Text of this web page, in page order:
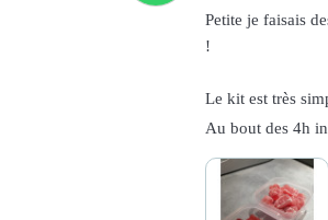
Petite je faisais
!
Le kit est très
Au bout des 4h